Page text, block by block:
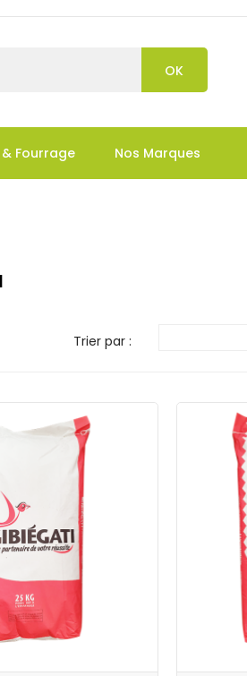
OK
& Fourrage Nos Marques
Trier par :